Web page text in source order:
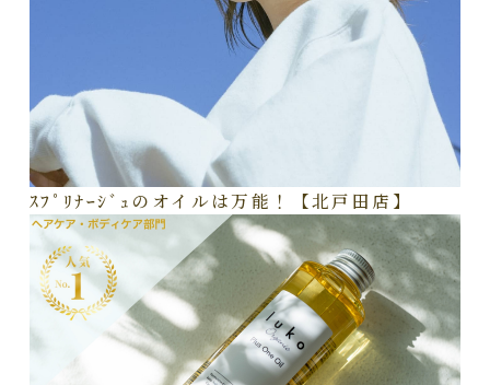
ｽﾌﾟﾘﾅｰｼﾞｭのオイルは万能！【北戸田店】